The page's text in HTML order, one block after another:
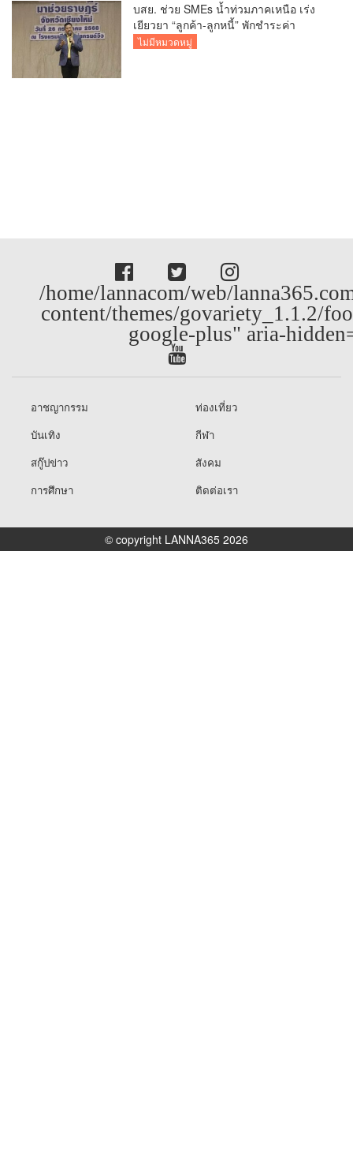
บสย. ช่วย SMEs น้ำท่วมภาคเหนือ เร่ง
เยียวยา “ลูกค้า-ลูกหนี้” พักชำระค่า
ธรรมเนียม-ค่างวด
ไม่มีหมวดหมู่
/home/lannacom/web/
content/themes/govariety_1.1.2/
google-plus" aria-
อาชญากรรม
ท่องเที่ยว
บันเทิง
กีฬา
สกู๊ปข่าว
สังคม
การศึกษา
ติดต่อเรา
© copyright LANNA365 2026